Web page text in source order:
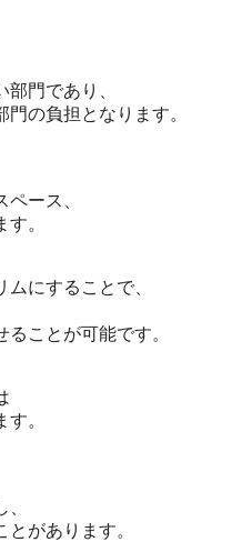
門であり、
の負担となります。
ース、
。
にすることで、
ことが可能です。
。
があります。